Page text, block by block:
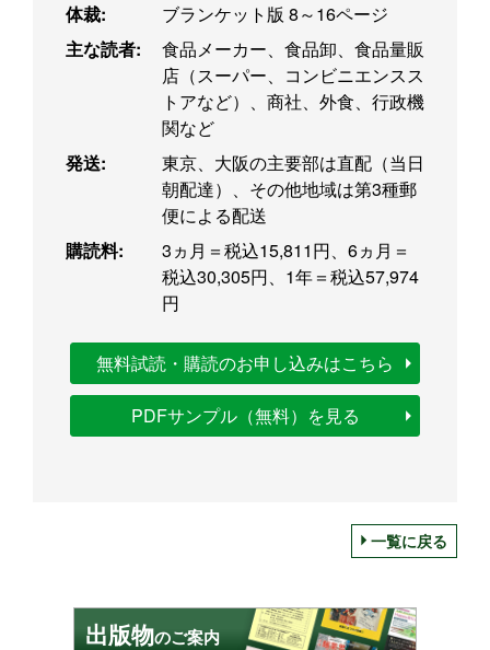
体裁:
ブランケット版 8～16ページ
主な読者:
食品メーカー、食品卸、食品量販
店（スーパー、コンビニエンスス
トアなど）、商社、外食、行政機
関など
発送:
東京、大阪の主要部は直配（当日
朝配達）、その他地域は第3種郵
便による配送
購読料:
3ヵ月＝税込15,811円、6ヵ月＝
税込30,305円、1年＝税込57,974
円
無料試読・購読のお申し込みはこちら
PDFサンプル（無料）を見る
一覧に戻る
出版物のご案内